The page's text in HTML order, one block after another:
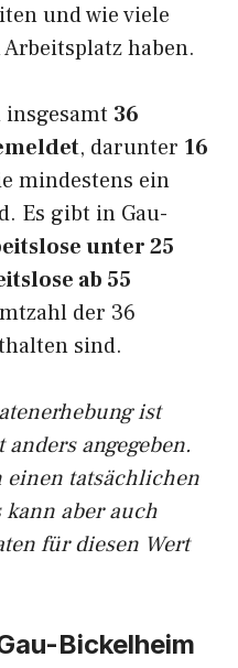
und wie viele
haben.
36
, darunter 16
mindestens ein
Es gibt in Gau-
unter 25
ab 55
der 36
sind.
ist
angegeben.
einen tatsächlichen
kann aber auch
für diesen Wert
Bickelheim